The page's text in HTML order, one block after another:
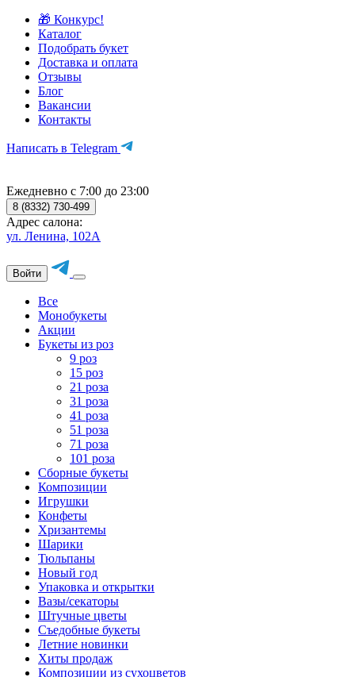
🎁 Конкурс!
Каталог
Подобрать букет
Доставка и оплата
Отзывы
Блог
Вакансии
Контакты
Написать в Telegram
Ежедневно с 7:00 до 23:00
8 (8332) 730-499
Адрес салона:
ул. Ленина, 102А
Войти
Все
Монобукеты
Акции
Букеты из роз
9 роз
15 роз
21 роза
31 роза
41 роза
51 роза
71 роза
101 роза
Сборные букеты
Композиции
Игрушки
Конфеты
Хризантемы
Шарики
Тюльпаны
Новый год
Упаковка и открытки
Вазы/секаторы
Штучные цветы
Съедобные букеты
Летние новинки
Хиты продаж
Композиции из сухоцветов